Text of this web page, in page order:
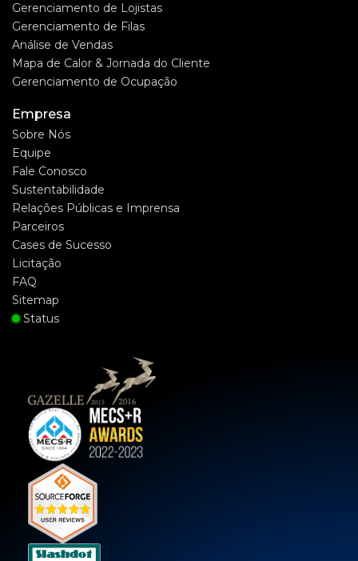
Gerenciamento de Lojistas
Gerenciamento de Filas
Análise de Vendas
Mapa de Calor & Jornada do Cliente
Gerenciamento de Ocupação
Empresa
Sobre Nós
Equipe
Fale Conosco
Sustentabilidade
Relações Públicas e Imprensa
Parceiros
Cases de Sucesso
Licitação
FAQ
Sitemap
Status